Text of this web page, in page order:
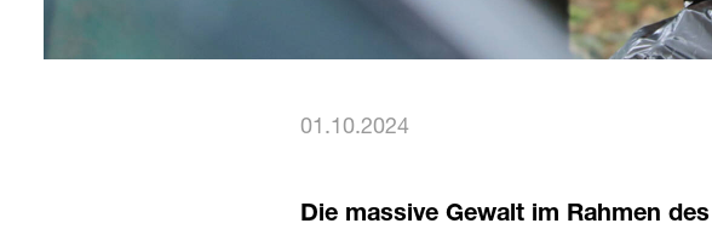
01.10.2024
Die massive Gewalt im Rahmen